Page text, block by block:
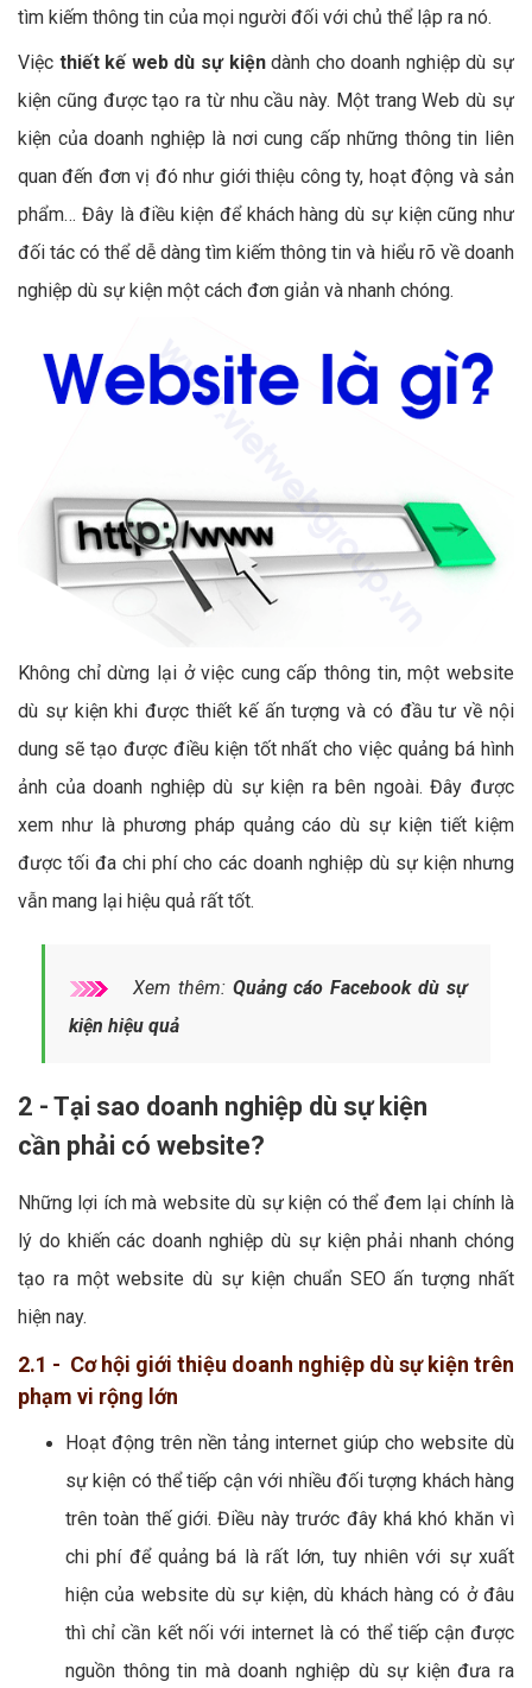
tìm kiếm thông tin của mọi người đối với chủ thể lập ra nó.
Việc thiết kế web dù sự kiệndành cho doanh nghiệp dù sự
kiện cũng được tạo ra từ nhu cầu này. Một trang Web dù sự
kiện của doanh nghiệp là nơi cung cấp những thông tin liên
quan đến đơn vị đó như giới thiệu công ty, hoạt động và sản
phẩm… Đây là điều kiện để khách hàng dù sự kiện cũng như
đối tác có thể dễ dàng tìm kiếm thông tin và hiểu rõ về doanh
nghiệp dù sự kiện một cách đơn giản và nhanh chóng.
Không chỉ dừng lại ở việc cung cấp thông tin, một website
dù sự kiện khi được thiết kế ấn tượng và có đầu tư về nội
dung sẽ tạo được điều kiện tốt nhất cho việc quảng bá hình
ảnh của doanh nghiệp dù sự kiện ra bên ngoài. Đây được
xem như là phương pháp quảng cáo dù sự kiện tiết kiệm
được tối đa chi phí cho các doanh nghiệp dù sự kiện nhưng
vẫn mang lại hiệu quả rất tốt.
Xem thêm: Quảng cáo Facebook dù sự
kiện hiệu quả
2 - Tại sao doanh nghiệp dù sự kiện
cần phải có website?
Những lợi ích mà website dù sự kiện có thể đem lại chính là
lý do khiến các doanh nghiệp dù sự kiện phải nhanh chóng
tạo ra một website dù sự kiện chuẩn SEO ấn tượng nhất
hiện nay.
2.1 - Cơ hội giới thiệu doanh nghiệp dù sự kiện trên
phạm vi rộng lớn
Hoạt động trên nền tảng internet giúp cho website dù
sự kiện có thể tiếp cận với nhiều đối tượng khách hàng
trên toàn thế giới. Điều này trước đây khá khó khăn vì
chi phí để quảng bá là rất lớn, tuy nhiên với sự xuất
hiện của website dù sự kiện, dù khách hàng có ở đâu
thì chỉ cần kết nối với internet là có thể tiếp cận được
nguồn thông tin mà doanh nghiệp dù sự kiện đưa ra